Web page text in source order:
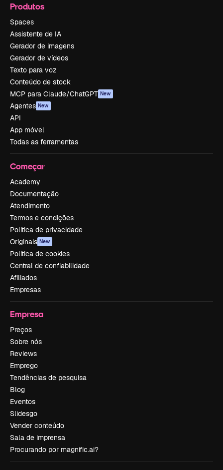
Produtos
Spaces
Assistente de IA
Gerador de imagens
Gerador de vídeos
Texto para voz
Conteúdo de stock
MCP para Claude/ChatGPT New
Agentes New
API
App móvel
Todas as ferramentas
Começar
Academy
Documentação
Atendimento
Termos e condições
Política de privacidade
Originais New
Política de cookies
Central de confiabilidade
Afiliados
Empresas
Empresa
Preços
Sobre nós
Reviews
Emprego
Tendências de pesquisa
Blog
Eventos
Slidesgo
Vender conteúdo
Sala de imprensa
Procurando por magnific.ai?